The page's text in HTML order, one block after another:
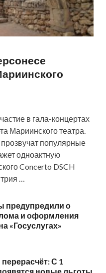
в гала-концертах
Мариинского театра.
популярные
одноактную
Concerto DSCH
…
предупредили о
и оформления
«Госуслугах»
С 1